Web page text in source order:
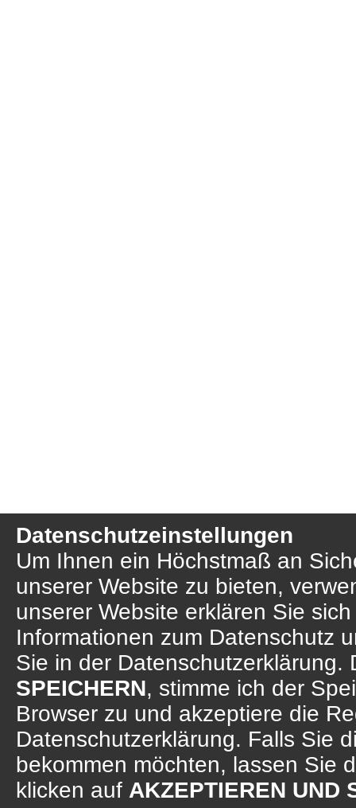
Datenschutzeinstellungen
Um Ihnen ein Höchstmaß an
unserer Website zu bieten,
unserer Website erklären Sie
Informationen zum Datenschutz
Sie in der Datenschutzerklärung.
SPEICHERN, stimme ich der
Browser zu und akzeptiere die
Datenschutzerklärung. Falls Sie
bekommen möchten, lassen Sie
klicken auf AKZEPTIEREN UND